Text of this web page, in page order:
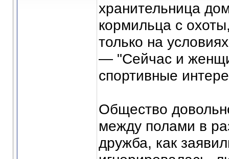
хранительница
кормильца с
только на
— "Сейчас и
спортивные
Общество
между полами в
дружба, как